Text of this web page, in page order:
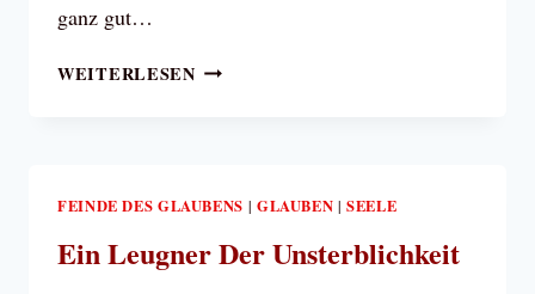
ganz gut…
WEITERLESENERBSÜNDE
FEINDE DES GLAUBENS | GLAUBEN |SEELE
Ein Leugner Der Unsterblichkeit